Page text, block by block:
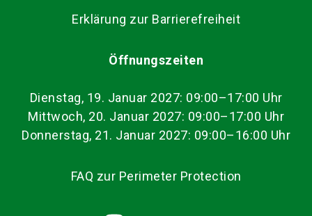
Erklärung zur Barrierefreiheit
Öffnungszeiten
Dienstag, 19. Januar 2027: 09:00–17:00 Uhr
Mittwoch, 20. Januar 2027: 09:00–17:00 Uhr
Donnerstag, 21. Januar 2027: 09:00–16:00 Uhr
FAQ zur Perimeter Protection